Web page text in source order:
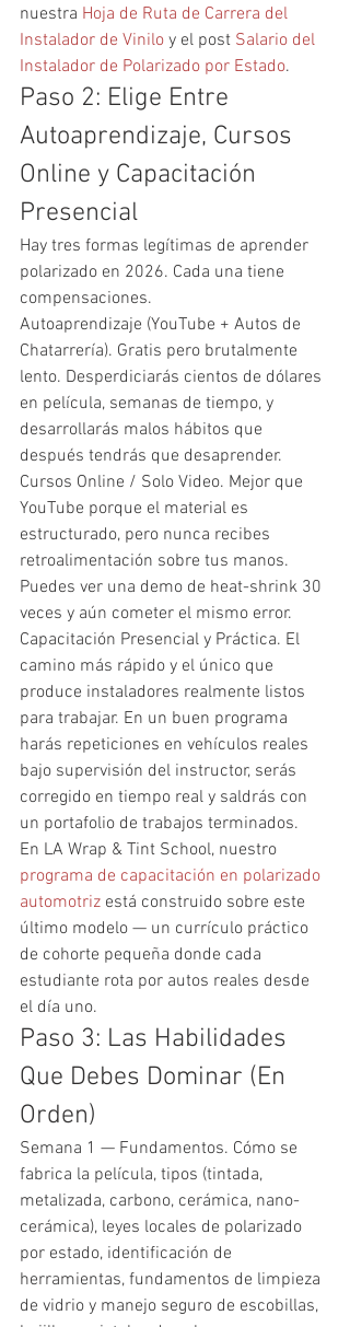
nuestra Hoja de Ruta de Carrera del
Instalador de Vinilo y el post Salario del
Instalador de Polarizado por Estado.
Paso 2: Elige Entre
Autoaprendizaje, Cursos
Online y Capacitación
Presencial
Hay tres formas legítimas de aprender
polarizado en 2026. Cada una tiene
compensaciones.
Autoaprendizaje (YouTube + Autos de
Chatarrería). Gratis pero brutalmente
lento. Desperdiciarás cientos de dólares
en película, semanas de tiempo, y
desarrollarás malos hábitos que
después tendrás que desaprender.
Cursos Online / Solo Video. Mejor que
YouTube porque el material es
estructurado, pero nunca recibes
retroalimentación sobre tus manos.
Puedes ver una demo de heat-shrink 30
veces y aún cometer el mismo error.
Capacitación Presencial y Práctica. El
camino más rápido y el único que
produce instaladores realmente listos
para trabajar. En un buen programa
harás repeticiones en vehículos reales
bajo supervisión del instructor, serás
corregido en tiempo real y saldrás con
un portafolio de trabajos terminados.
En LA Wrap & Tint School, nuestro
programa de capacitación en polarizado
automotriz está construido sobre este
último modelo — un currículo práctico
de cohorte pequeña donde cada
estudiante rota por autos reales desde
el día uno.
Paso 3: Las Habilidades
Que Debes Dominar (En
Orden)
Semana 1 — Fundamentos. Cómo se
fabrica la película, tipos (tintada,
metalizada, carbono, cerámica, nano-
cerámica), leyes locales de polarizado
por estado, identificación de
herramientas, fundamentos de limpieza
de vidrio y manejo seguro de escobillas,